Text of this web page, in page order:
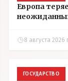
Европа
8 августа 2026
ГОСУДАРСТВО